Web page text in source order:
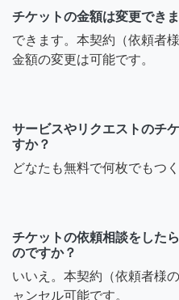
チケットの金額は変更でき
できます。本契約（依頼者
金額の変更は可能です。
サービスやリクエストのチ
すか？
どなたも無料で何枚でもつ
チケットの依頼相談をした
のですか？
いいえ。本契約（依頼者様
ャンセル可能です。